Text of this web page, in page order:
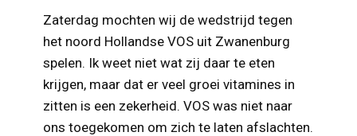
Zaterdag mochten wij de wedstrijd tegen
het noord Hollandse VOS uit Zwanenburg
spelen. Ik weet niet wat zij daar te eten
krijgen, maar dat er veel groei vitamines in
zitten is een zekerheid. VOS was niet naar
ons toegekomen om zich te laten afslachten.